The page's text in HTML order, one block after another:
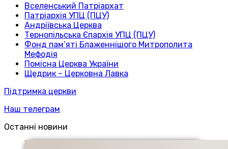
Вселенський Патріархат
Патріархія УПЦ (ПЦУ)
Андріївська Церква
Тернопільська Єпархія УПЦ (ПЦУ)
Фонд пам’яті Блаженнішого Митрополита
Мефодія
Помісна Церква України
Щедрик – Церковна Лавка
Підтримка церкви
Наш телеграм
Останні новини